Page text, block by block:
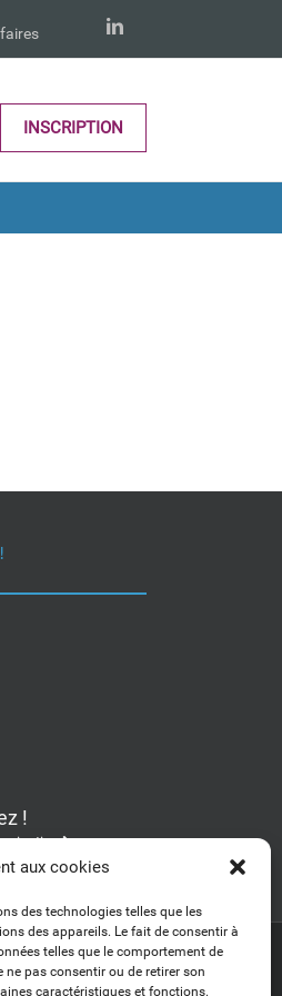
aux cookies
des technologies telles que les
des appareils. Le fait de consentir à
telles que le comportement de
pas consentir ou de retirer son
caractéristiques et fonctions.
LinkedIn
INSCRIPTION
!
LinkedIn